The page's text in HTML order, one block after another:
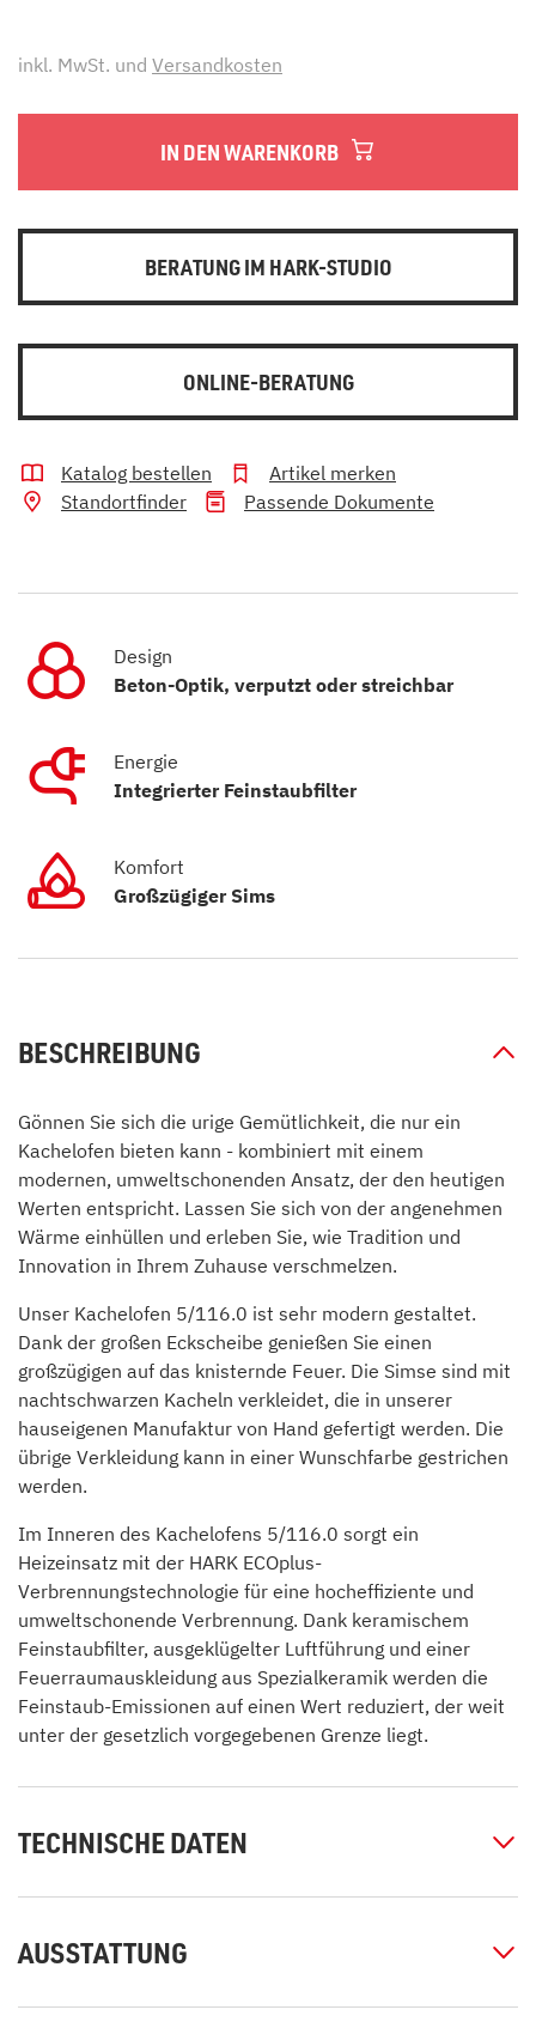
inkl. MwSt. und Versandkosten
IN DEN WARENKORB
BERATUNG IM HARK-STUDIO
ONLINE-BERATUNG
Katalog bestellen
Artikel merken
Standortfinder
Passende Dokumente
Design
Beton-Optik, verputzt oder streichbar
Energie
Integrierter Feinstaubfilter
Komfort
Großzügiger Sims
BESCHREIBUNG
Gönnen Sie sich die urige Gemütlichkeit, die nur ein
Kachelofen bieten kann - kombiniert mit einem
modernen, umweltschonenden Ansatz, der den heutigen
Werten entspricht. Lassen Sie sich von der angenehmen
Wärme einhüllen und erleben Sie, wie Tradition und
Innovation in Ihrem Zuhause verschmelzen.
Unser Kachelofen 5/116.0 ist sehr modern gestaltet.
Dank der großen Eckscheibe genießen Sie einen
großzügigen auf das knisternde Feuer. Die Simse sind mit
nachtschwarzen Kacheln verkleidet, die in unserer
hauseigenen Manufaktur von Hand gefertigt werden. Die
übrige Verkleidung kann in einer Wunschfarbe gestrichen
werden.
Im Inneren des Kachelofens 5/116.0 sorgt ein
Heizeinsatz mit der HARK ECOplus-
Verbrennungstechnologie für eine hocheffiziente und
umweltschonende Verbrennung. Dank keramischem
Feinstaubfilter, ausgeklügelter Luftführung und einer
Feuerraumauskleidung aus Spezialkeramik werden die
Feinstaub-Emissionen auf einen Wert reduziert, der weit
unter der gesetzlich vorgegebenen Grenze liegt.
TECHNISCHE DATEN
AUSSTATTUNG